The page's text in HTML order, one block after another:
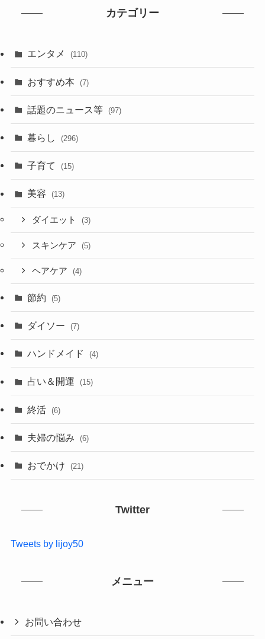
カテゴリー
エンタメ (110)
おすすめ本 (7)
話題のニュース等 (97)
暮らし (296)
子育て (15)
美容 (13)
ダイエット (3)
スキンケア (5)
ヘアケア (4)
節約 (5)
ダイソー (7)
ハンドメイド (4)
占い＆開運 (15)
終活 (6)
夫婦の悩み (6)
おでかけ (21)
Twitter
Tweets by lijoy50
メニュー
お問い合わせ